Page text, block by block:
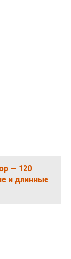
— 120
и длинные